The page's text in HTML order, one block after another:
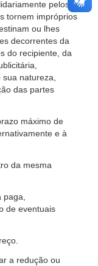
pelos
tornem impróprios
ou lhes
decorrentes da
do recipiente, da
natureza,
das partes
máximo de
e à
da mesma
de eventuais
a redução ou